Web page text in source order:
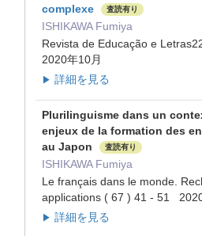
complexe
査読有り
ISHIKAWA Fumiya
Revista de Educação e
2020年10月
▶ 詳細を見る
Plurilinguisme dans un
enjeux de la formation des
au Japon
査読有り
ISHIKAWA Fumiya
Le français dans le monde.
applications ( 67 ) 41 - 51
▶ 詳細を見る